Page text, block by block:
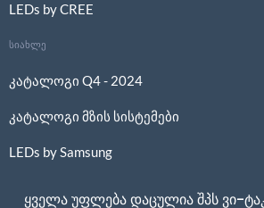
LEDs by CREE
სიახლე
კატალოგი Q4 - 2024
კატალოგი მზის სისტემები
LEDs by Samsung
ყველა უფლება დაცულია შპს ვი-